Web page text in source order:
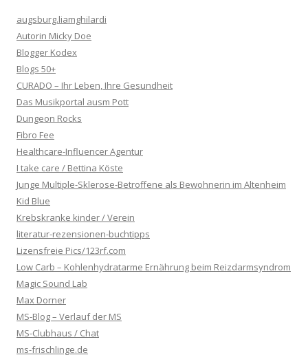
augsburg.liamghilardi
Autorin Micky Doe
Blogger Kodex
Blogs 50+
CURADO – Ihr Leben, Ihre Gesundheit
Das Musikportal ausm Pott
Dungeon Rocks
Fibro Fee
Healthcare-Influencer Agentur
I take care / Bettina Köste
Junge Multiple-Sklerose-Betroffene als Bewohnerin im Altenheim
Kid Blue
Krebskranke kinder / Verein
literatur-rezensionen-buchtipps
Lizensfreie Pics/123rf.com
Low Carb – Kohlenhydratarme Ernährung beim Reizdarmsyndrom
Magic Sound Lab
Max Dorner
MS-Blog – Verlauf der MS
MS-Clubhaus / Chat
ms-frischlinge.de